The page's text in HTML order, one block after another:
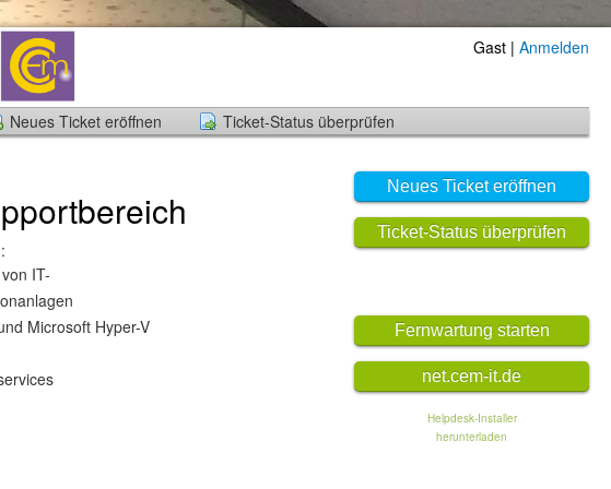
Gast | Anmelden
Neues Ticket eröffnen Ticket-Status überprüfen
Neues Ticket eröffnen
Ticket-Status überprüfen
Fernwartung starten
net.cem-it.de
Helpdesk-Installer
herunterladen
IT-
Microsoft Hyper-V